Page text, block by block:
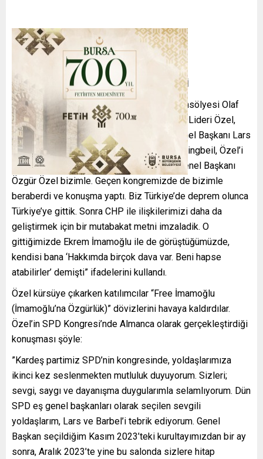
“İMAMOĞLU’NA ÖZGÜRLÜK” DÖVİZLERİ
Kongre’nin ikinci gününde eski Almanya Şansölyesi Olaf
Scholz’un açış konuşmasının ardından CHP Lideri Özel,
katılımcılara hitap etmek üzere SPD Eş Genel Başkanı Lars
Klingbeil tarafından kürsüye davet edildi. Klingbeil, Özel’i
davet ederken ”Kardeş partimiz CHP’nin Genel Başkanı
Özgür Özel bizimle. Geçen kongremizde de bizimle
beraberdi ve konuşma yaptı. Biz Türkiye’de deprem olunca
Türkiye’ye gittik. Sonra CHP ile ilişkilerimizi daha da
geliştirmek için bir mutabakat metni imzaladik. O
gittiğimizde Ekrem İmamoğlu ile de görüştüğümüzde,
kendisi bana ‘Hakkımda birçok dava var. Beni hapse
atabilirler’ demişti” ifadelerini kullandı.
Özel kürsüye çıkarken katılımcılar “Free İmamoğlu
(İmamoğlu’na Özgürlük)” dövizlerini havaya kaldırdılar.
Özel’in SPD Kongresi’nde Almanca olarak gerçekleştirdiği
konuşması şöyle:
”Kardeş partimiz SPD’nin kongresinde, yoldaşlarımıza
ikinci kez seslenmekten mutluluk duyuyorum. Sizleri;
sevgi, saygı ve dayanışma duygularımla selamlıyorum. Dün
SPD eş genel başkanları olarak seçilen sevgili
yoldaşlarım, Lars ve Barbel’i tebrik ediyorum. Genel
Başkan seçildiğim Kasım 2023’teki kurultayımızdan bir ay
sonra, Aralık 2023’te yine bu salonda sizlere hitap